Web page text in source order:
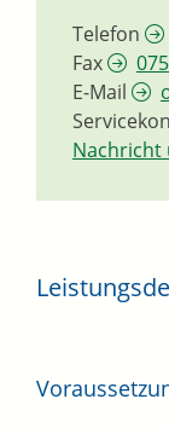
Telefon
Fax
E-Mail
Nachricht